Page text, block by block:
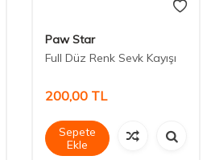
Paw Star
Full Düz Renk Sevk Kayışı
200,00 TL
Sepete
Ekle